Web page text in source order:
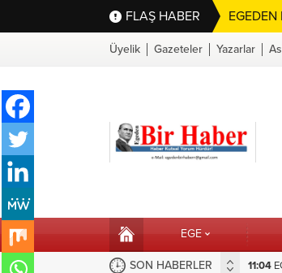
FLAŞ HABER
Üyelik Gazeteler Yazarlar
EGE
SON HABERLER
TAŞIDIĞI SORUNA BELEDİYEDEN HIZLI MÜDAHALE 16:10